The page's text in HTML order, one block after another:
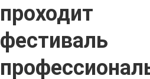
проходит
фестиваль